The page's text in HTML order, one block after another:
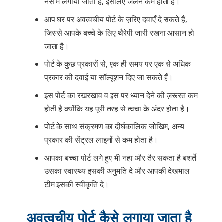
आप घर पर अवत्वचीय पोर्ट के ज़रिए दवाएँ दे सकते हैं,
जिससे आपके बच्चे के लिए थैरेपी जारी रखना आसान हो
जाता है।
पोर्ट के कुछ प्रकारों से, एक ही समय पर एक से अधिक
प्रकार की दवाई या सॉल्यूशन दिए जा सकते हैं।
इस पोर्ट का रखरखाव व इस पर ध्यान देने की ज़रूरत कम
होती है क्योंकि यह पूरी तरह से त्वचा के अंदर होता है।
पोर्ट के साथ संक्रमण का दीर्घकालिक जोखिम, अन्य
प्रकार की सेंट्रल लाइनों से कम होता है।
आपका बच्चा पोर्ट लगे हुए भी नहा और तैर सकता है बशर्ते
उसका स्वास्थ्य इसकी अनुमति दे और आपकी देखभाल
टीम इसकी स्वीकृति दे।
अवत्वचीय पोर्ट कैसे लगाया जाता है